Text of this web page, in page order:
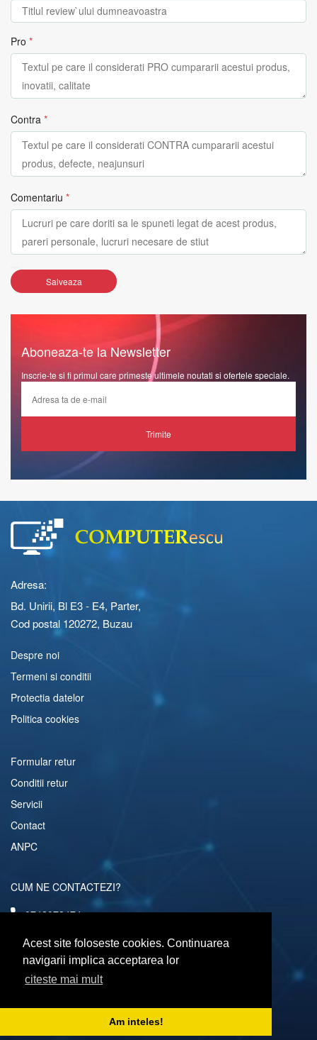
Acest site foloseste cookies. Continuarea
navigarii implica acceptarea lor
citeste mai mult
Am inteles!
Pro *
Contra *
Comentariu *
Salveaza
Aboneaza-te la Newsletter
Inscrie-te si fi primul care primeste ultimele noutati si ofertele speciale.
Trimite
Adresa:
Bd. Unirii, Bl E3 - E4, Parter,
Cod postal 120272, Buzau
Despre noi
Termeni si conditii
Protectia datelor
Politica cookies
Formular retur
Conditii retur
Servicii
Contact
ANPC
CUM NE CONTACTEZI?
0742072474
comenzi@computerescu.ro
URMARESTE-NE SI PE
Copyright © 2026 Computerescu.ro. All rights reserved